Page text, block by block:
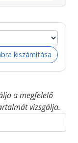
kiszámítása
a megfelelő
vizsgálja.